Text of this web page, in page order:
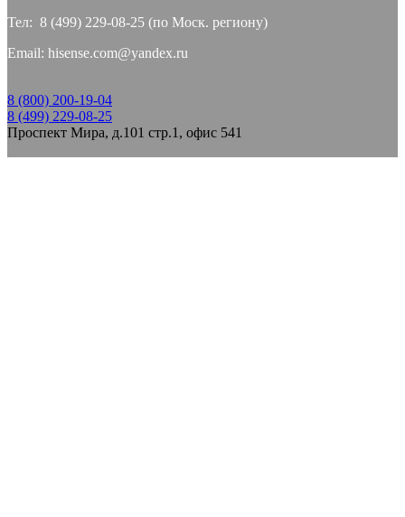
Тел: 8 (499) 229-08-25 (по Моск. региону)
Email: hisense.com@yandex.ru
8 (800) 200-19-04
8 (499) 229-08-25
Проспект Мира, д.101 стр.1, офис 541